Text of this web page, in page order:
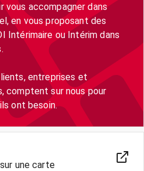
vous accompagner dans
en vous proposant des
Intérimaire ou Intérim dans
entreprises et
comptent sur nous pour
ont besoin.
une carte